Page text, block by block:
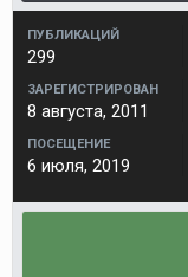
ПУБЛИКАЦИЙ
299
ЗАРЕГИСТРИРОВАН
8 августа, 2011
ПОСЕЩЕНИЕ
6 июля, 2019